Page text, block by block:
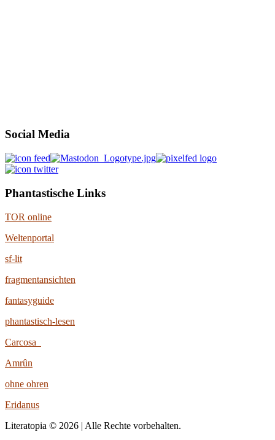
Social Media
Phantastische Links
TOR online
Weltenportal
sf-lit
fragmentansichten
fantasyguide
phantastisch-lesen
Carcosa
Amrûn
ohne ohren
Eridanus
Literatopia © 2026 | Alle Rechte vorbehalten.